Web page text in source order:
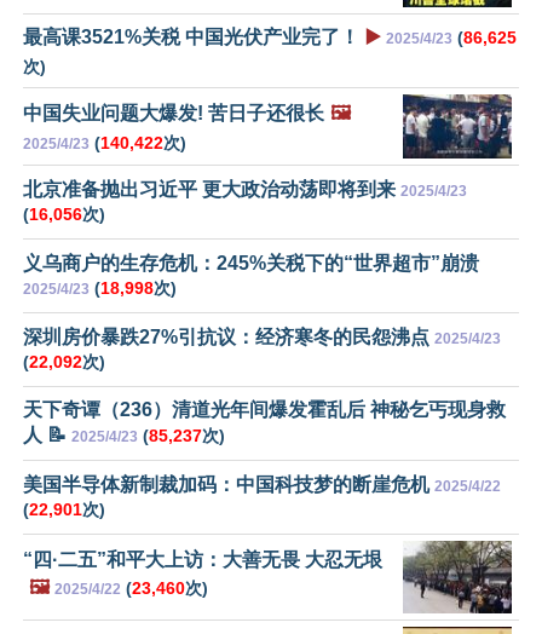
最高课3521%关税 中国光伏产业完了！ ▶️ 2025/4/23 (86,625
次)
中国失业问题大爆发! 苦日子还很长 🖼️
2025/4/23 (140,422次)
北京准备抛出习近平 更大政治动荡即将到来 2025/4/23
(16,056次)
义乌商户的生存危机：245%关税下的“世界超市”崩溃
2025/4/23 (18,998次)
深圳房价暴跌27%引抗议：经济寒冬的民怨沸点 2025/4/23
(22,092次)
天下奇谭（236）清道光年间爆发霍乱后 神秘乞丐现身救
人 📝 2025/4/23 (85,237次)
美国半导体新制裁加码：中国科技梦的断崖危机 2025/4/22
(22,901次)
“四·二五”和平大上访：大善无畏 大忍无垠
🖼️ 2025/4/22 (23,460次)